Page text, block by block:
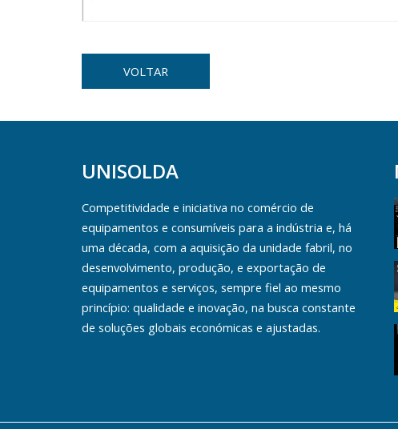
VOLTAR
UNISOLDA
Competitividade e iniciativa no comércio de
equipamentos e consumíveis para a indústria e, há
uma década, com a aquisição da unidade fabril, no
desenvolvimento, produção, e exportação de
equipamentos e serviços, sempre fiel ao mesmo
princípio: qualidade e inovação, na busca constante
de soluções globais económicas e ajustadas.